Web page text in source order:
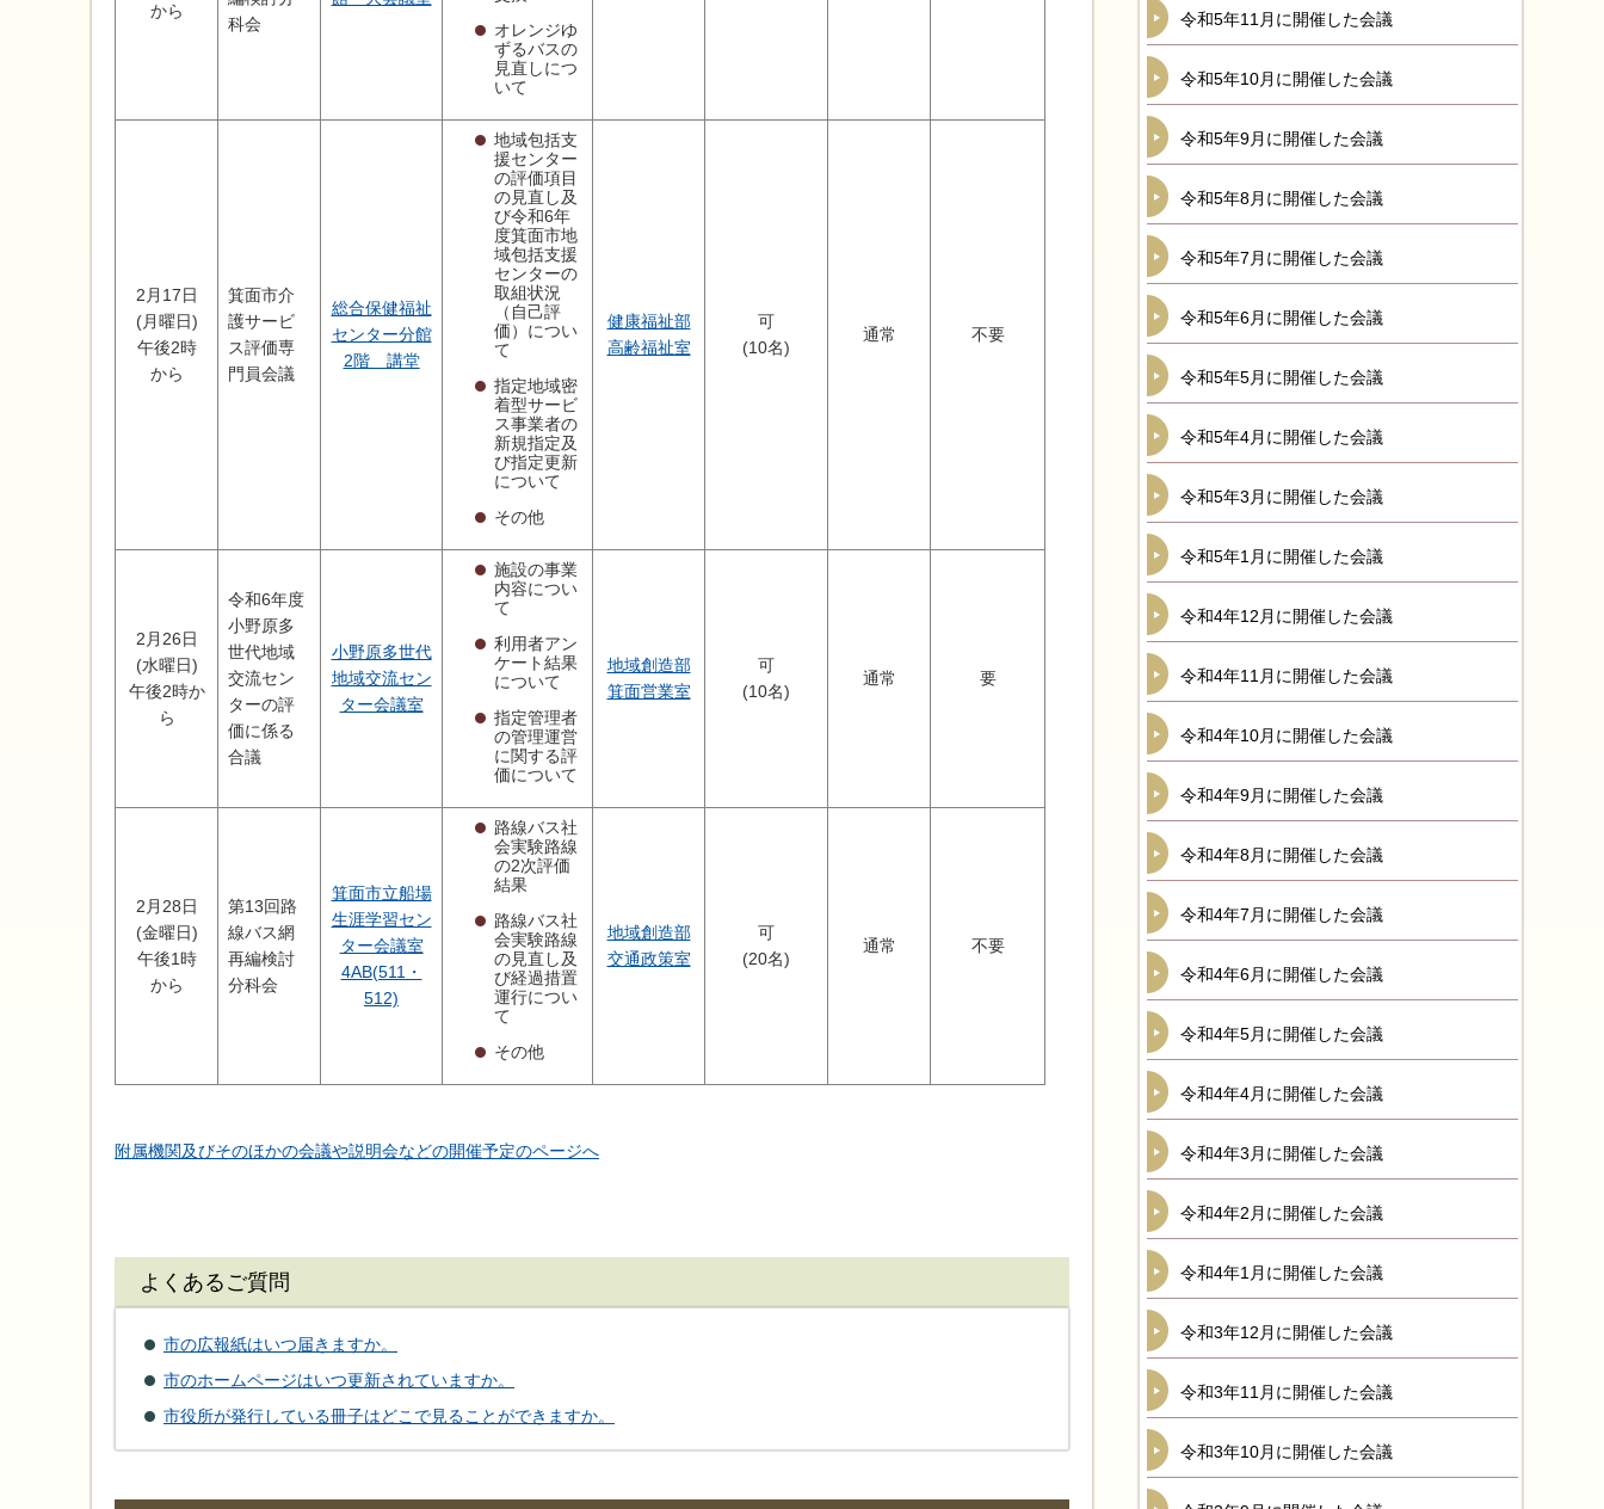
から
科会
オレンジゆ
ずるバスの
見直しにつ
いて
2月17日
(月曜日)
午後2時
から
箕面市介
護サービ
ス評価専
門員会議
総合保健福祉
センター分館
2階 講堂
地域包括支
援センター
の評価項目
の見直し及
び令和6年
度箕面市地
域包括支援
センターの
取組状況
（自己評
価）につい
て
指定地域密
着型サービ
ス事業者の
新規指定及
び指定更新
について
その他
健康福祉部
高齢福祉室
可
(10名)
通常 不要
2月26日
(水曜日)
午後2時か
ら
令和6年度
小野原多
世代地域
交流セン
ターの評
価に係る
合議
小野原多世代
地域交流セン
ター会議室
施設の事業
内容につい
て
利用者アン
ケート結果
について
指定管理者
の管理運営
に関する評
価について
地域創造部
箕面営業室
可
(10名)
通常 要
2月28日
(金曜日)
午後1時
から
第13回路
線バス網
再編検討
分科会
箕面市立船場
生涯学習セン
ター会議室
4AB(511・
512)
路線バス社
会実験路線
の2次評価
結果
路線バス社
会実験路線
の見直し及
び経過措置
運行につい
て
その他
地域創造部
交通政策室
可
(20名)
通常 不要
附属機関及びそのほかの会議や説明会などの開催予定のページへ
よくあるご質問
市の広報紙はいつ届きますか。
市のホームページはいつ更新されていますか。
市役所が発行している冊子はどこで見ることができますか。
令和5年11月に開催した会議
令和5年10月に開催した会議
令和5年9月に開催した会議
令和5年8月に開催した会議
令和5年7月に開催した会議
令和5年6月に開催した会議
令和5年5月に開催した会議
令和5年4月に開催した会議
令和5年3月に開催した会議
令和5年1月に開催した会議
令和4年12月に開催した会議
令和4年11月に開催した会議
令和4年10月に開催した会議
令和4年9月に開催した会議
令和4年8月に開催した会議
令和4年7月に開催した会議
令和4年6月に開催した会議
令和4年5月に開催した会議
令和4年4月に開催した会議
令和4年3月に開催した会議
令和4年2月に開催した会議
令和4年1月に開催した会議
令和3年12月に開催した会議
令和3年11月に開催した会議
令和3年10月に開催した会議